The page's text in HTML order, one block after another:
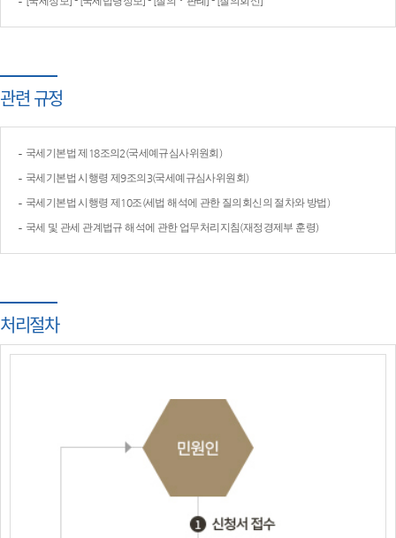
관련 규정
국세기본법 제18조의2(국세예규심사위원회)
국세기본법 시행령 제9조의3(국세예규심사위원회)
국세기본법 시행령 제10조(세법 해석에 관한 질의회신의 절차와 방법)
국세 및 관세 관계법규 해석에 관한 업무처리지침(재정경제부 훈령)
처리절차